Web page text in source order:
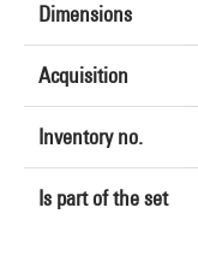
Dimensions
Acquisition
Inventory no.
Is part of the set